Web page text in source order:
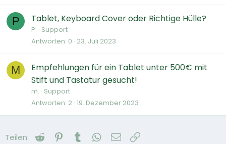
P Tablet, Keyboard Cover oder Richtige Hülle?
P. Support
Antworten 0 23. Juli 2023
M
Empfehlungen für ein Tablet unter 500€ mit
Stift und Tastatur gesucht!
m. Support
Antworten 2 19. Dezember 2023
Teilen: Reddit Pinterest
Tumblr WhatsApp
E-Mail